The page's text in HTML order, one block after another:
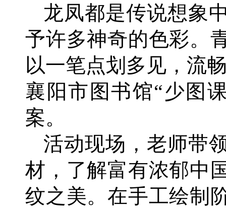
龙凤都是传说想象
予许多神奇的色彩。
以一笔点划多见，流
襄阳市图书馆“少图
案。
活动现场，老师带
材，了解富有浓郁中
纹之美。在手工绘制